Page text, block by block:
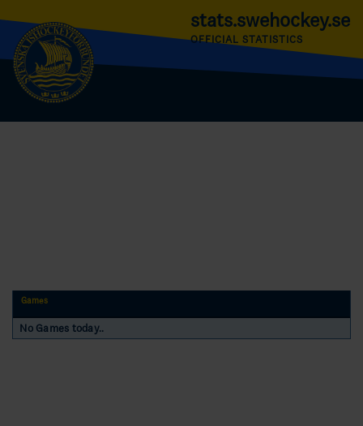
stats.swehockey.se
OFFICIAL STATISTICS
Games
No Games today..